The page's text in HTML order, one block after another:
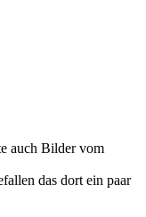
auch Bilder vom
das dort ein paar